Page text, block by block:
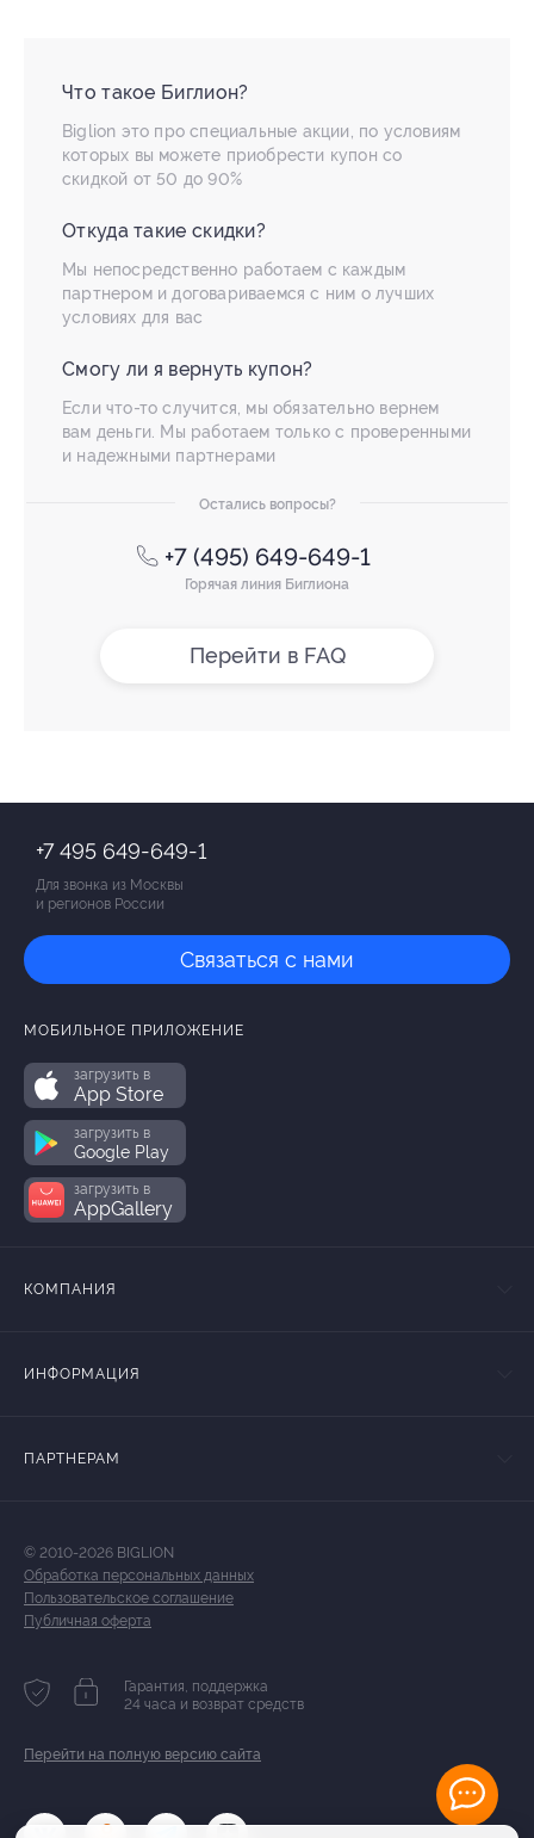
Что такое Биглион?
Biglion это про специальные акции, по условиям
которых вы можете приобрести купон со
скидкой от 50 до 90%
Откуда такие скидки?
Мы непосредственно работаем с каждым
партнером и договариваемся с ним о лучших
условиях для вас
Смогу ли я вернуть купон?
Если что-то случится, мы обязательно вернем
вам деньги. Мы работаем только с проверенными
и надежными партнерами
Остались вопросы?
+7 (495) 649-649-1
Горячая линия Биглиона
Перейти в FAQ
+7 495 649-649-1
Для звонка из Москвы
и регионов России
Связаться с нами
МОБИЛЬНОЕ ПРИЛОЖЕНИЕ
загрузить в
App Store
загрузить в
Google Play
загрузить в
AppGallery
КОМПАНИЯ
ИНФОРМАЦИЯ
ПАРТНЕРАМ
© 2010-2026 BIGLION
Обработка персональных данных
Пользовательское соглашение
Публичная оферта
Гарантия, поддержка
24 часа и возврат средств
Перейти на полную версию сайта